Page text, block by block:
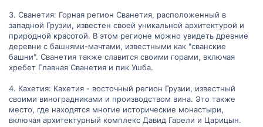
3. Сванетия: Горная регион Сванетия, расположенный в
западной Грузии, известен своей уникальной архитектурой и
природной красотой. В этом регионе можно увидеть древние
деревни с башнями-мачтами, известными как "сванские
башни". Сванетия также славится своими горами, включая
хребет Главная Сванетия и пик Ушба.
4. Кахетия: Кахетия - восточный регион Грузии, известный
своими виноградниками и производством вина. Это также
место, где находятся многие исторические монастыри,
включая архитектурный комплекс Давид Гарели и Царицын.